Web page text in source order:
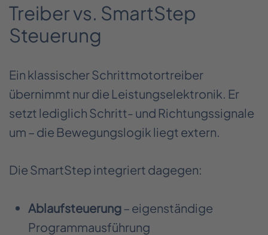
Treiber vs. SmartStep
Steuerung
Ein klassischer Schrittmotortreiber
übernimmt nur die Leistungselektronik. Er
setzt lediglich Schritt- und Richtungssignale
um – die Bewegungslogik liegt extern.
Die SmartStep integriert dagegen:
Ablaufsteuerung– eigenständige
Programmausführung